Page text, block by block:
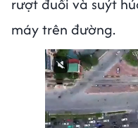
máy trên đường.